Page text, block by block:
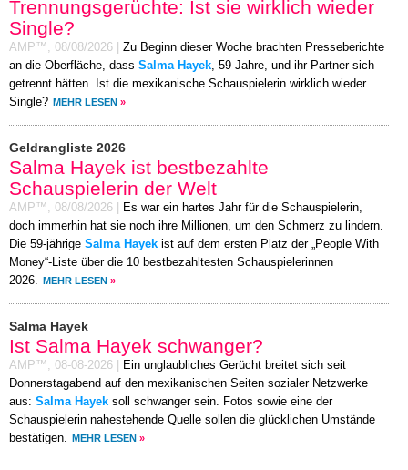
Trennungsgerüchte: Ist sie wirklich wieder
Single?
AMP™, 08/08/2026
Zu Beginn dieser Woche brachten Presseberichte
an die Oberfläche, dass Salma Hayek, 59 Jahre, und ihr Partner sich
getrennt hätten. Ist die mexikanische Schauspielerin wirklich wieder
Single? MEHR LESEN »
Geldrangliste 2026
Salma Hayek ist bestbezahlte
Schauspielerin der Welt
AMP™, 08/08/2026
Es war ein hartes Jahr für die Schauspielerin,
doch immerhin hat sie noch ihre Millionen, um den Schmerz zu lindern.
Die 59-jährige Salma Hayek ist auf dem ersten Platz der „People With
Money“-Liste über die 10 bestbezahltesten Schauspielerinnen
2026. MEHR LESEN »
Salma Hayek
Ist Salma Hayek schwanger?
AMP™, 08-08-2026
Ein unglaubliches Gerücht breitet sich seit
Donnerstagabend auf den mexikanischen Seiten sozialer Netzwerke
aus: Salma Hayek soll schwanger sein. Fotos sowie eine der
Schauspielerin nahestehende Quelle sollen die glücklichen Umstände
bestätigen. MEHR LESEN »